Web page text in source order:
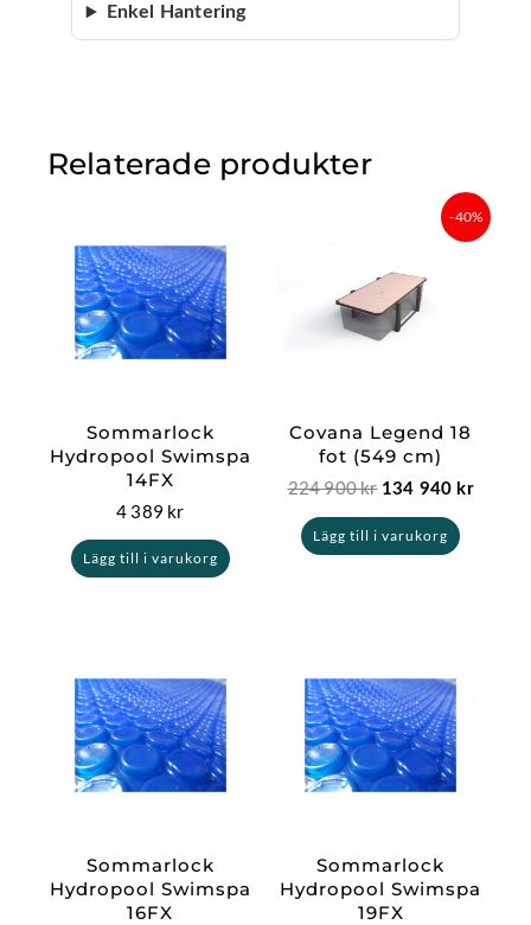
Enkel Hantering
Relaterade produkter
Sommarlock
Hydropool Swimspa
14FX
4 389 kr
Lägg till i varukorg
-40%
Covana Legend 18
fot (549 cm)
224 900kr
ursprungliga
var:
224
900 kr.
134 940 kr
Det
Lägg till i varukorg
Sommarlock
Hydropool Swimspa
16FX
Sommarlock
Hydropool Swimspa
19FX